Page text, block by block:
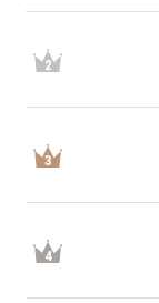
分譲住宅･不動
2
3
4